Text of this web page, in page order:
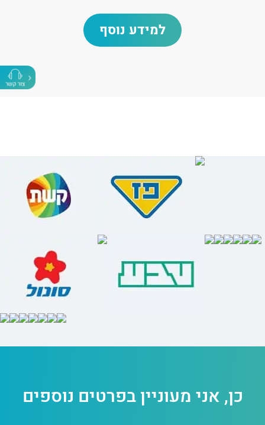
למידע נוסף
כן, אני מעוניין בפרטים נוספים